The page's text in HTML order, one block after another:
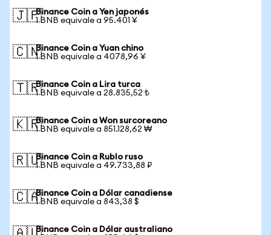
🇯🇵Binance Coin a Yen japonés
1 BNB equivale a 95.401 ¥
🇨🇳Binance Coin a Yuan chino
1 BNB equivale a 4078,96 ¥
🇹🇷Binance Coin a Lira turca
1 BNB equivale a 28.835,52 ₺
🇰🇷Binance Coin a Won surcoreano
1 BNB equivale a 851.128,62 ₩
🇷🇺Binance Coin a Rublo ruso
1 BNB equivale a 49.733,88 ₽
🇨🇦Binance Coin a Dólar canadiense
1 BNB equivale a 843,38 $
Binance Coin a Dólar australiano